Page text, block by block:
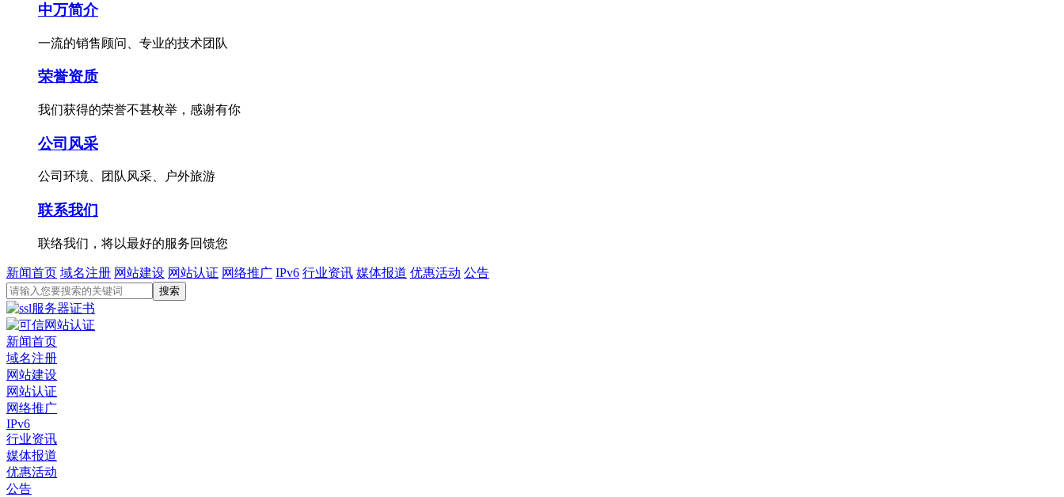
中万简介
一流的销售顾问、专业的技术团队
荣誉资质
我们获得的荣誉不甚枚举，感谢有你
公司风采
公司环境、团队风采、户外旅游
联系我们
联络我们，将以最好的服务回馈您
新闻首页 域名注册 网站建设 网站认证 网络推广 IPv6 行业资讯 媒体报道 优惠活动 公告
新闻首页
域名注册
网站建设
网站认证
网络推广
IPv6
行业资讯
媒体报道
优惠活动
公告